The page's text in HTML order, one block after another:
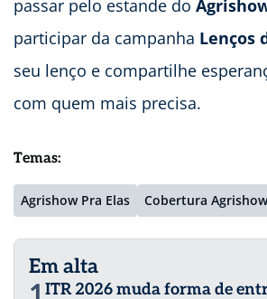
passar pelo estande do
participar da campanha Lenços
seu lenço e compartilhe
com quem mais precisa.
Temas:
Agrishow Pra Elas Cobertura Agrishow
Em alta
ITR 2026 muda forma de